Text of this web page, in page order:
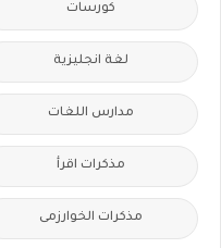
كورسات
لغة انجليزية
مدارس اللغات
مذكرات اقرأ
مذكرات الخوارزمى